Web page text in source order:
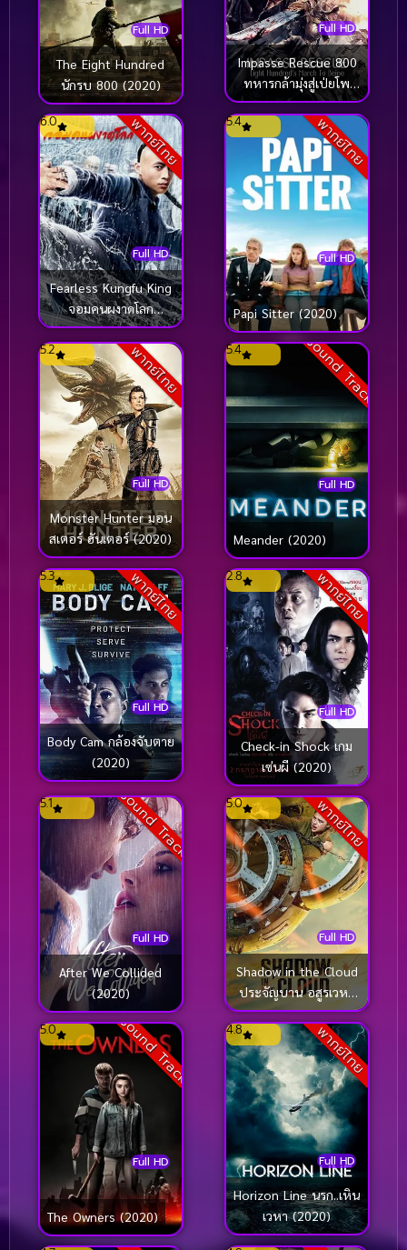
Full HD
The Eight Hundred
นักรบ 800 (2020)
Full HD
Impasse Rescue 800
ทหารกล้ามุ่งสู่เป่ยโพ
(2020)
พากย์ไทย
Full HD
6.0
Fearless Kungfu King
จอมคนผงาดโลก
(2020)
พากย์ไทย
Full HD
5.4
Papi Sitter (2020)
พากย์ไทย
Full HD
5.2
Monster Hunter มอน
สเตอร์ ฮันเตอร์ (2020)
Sound Track
Full HD
5.4
Meander (2020)
พากย์ไทย
Full HD
5.3
Body Cam กล้องจับตาย
(2020)
พากย์ไทย
Full HD
2.8
Check-in Shock เกม
เซ่นผี (2020)
Sound Track
Full HD
5.1
After We Collided
(2020)
พากย์ไทย
Full HD
5.0
Shadow in the Cloud
ประจัญบาน อสูรเวหา
(2020)
Sound Track
Full HD
5.0
The Owners (2020)
พากย์ไทย
Full HD
4.8
Horizon Line นรก..เหิน
เวหา (2020)